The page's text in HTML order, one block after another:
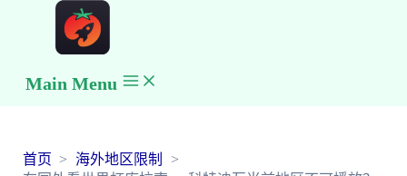
Main Menu
首页
海外地区限制